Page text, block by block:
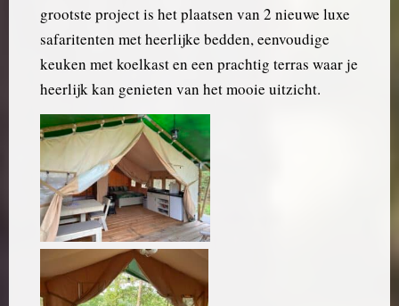
grootste project is het plaatsen van 2 nieuwe luxe
safaritenten met heerlijke bedden, eenvoudige
keuken met koelkast en een prachtig terras waar je
heerlijk kan genieten van het mooie uitzicht.